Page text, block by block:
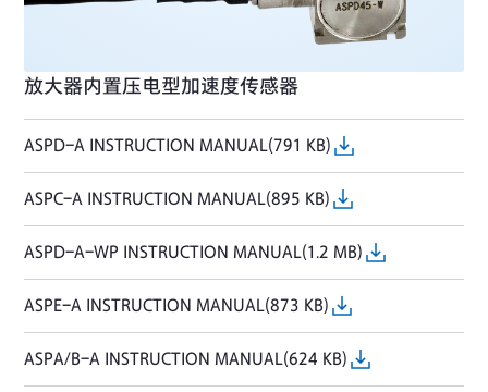
放大器内置压电型加速度传感器
ASPD-A INSTRUCTION MANUAL(791 KB)
ASPC-A INSTRUCTION MANUAL(895 KB)
ASPD-A-WP INSTRUCTION MANUAL(1.2 MB)
ASPE-A INSTRUCTION MANUAL(873 KB)
ASPA/B-A INSTRUCTION MANUAL(624 KB)